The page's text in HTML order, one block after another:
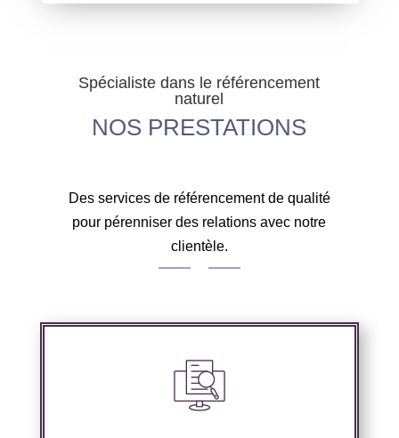
Spécialiste dans le référencement
naturel
NOS PRESTATIONS
Des services de référencement de qualité
pour pérenniser des relations avec notre
clientèle.
Audit complet de votre site internet à travers
les mots clés souhaités, les principaux